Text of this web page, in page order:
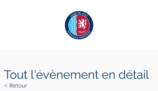
Tout l'évènement en détail
< Retour